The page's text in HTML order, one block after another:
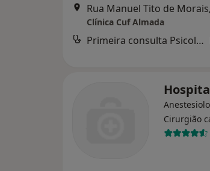
Rua Manuel Tito de
Clínica Cuf Almada
Primeira consulta Psicologia
Cirurgião